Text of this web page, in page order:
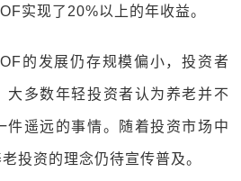
实现了20%以上的年收益。
的发展仍存规模偏小，投资者
大多数年轻投资者认为养老并不
件遥远的事情。随着投资市场中
投资的理念仍待宣传普及。